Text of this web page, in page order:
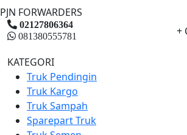
PJN FORWARDERS
02127806364
081380555781
+
KATEGORI
Truk Pendingin
Truk Kargo
Truk Sampah
Sparepart Truk